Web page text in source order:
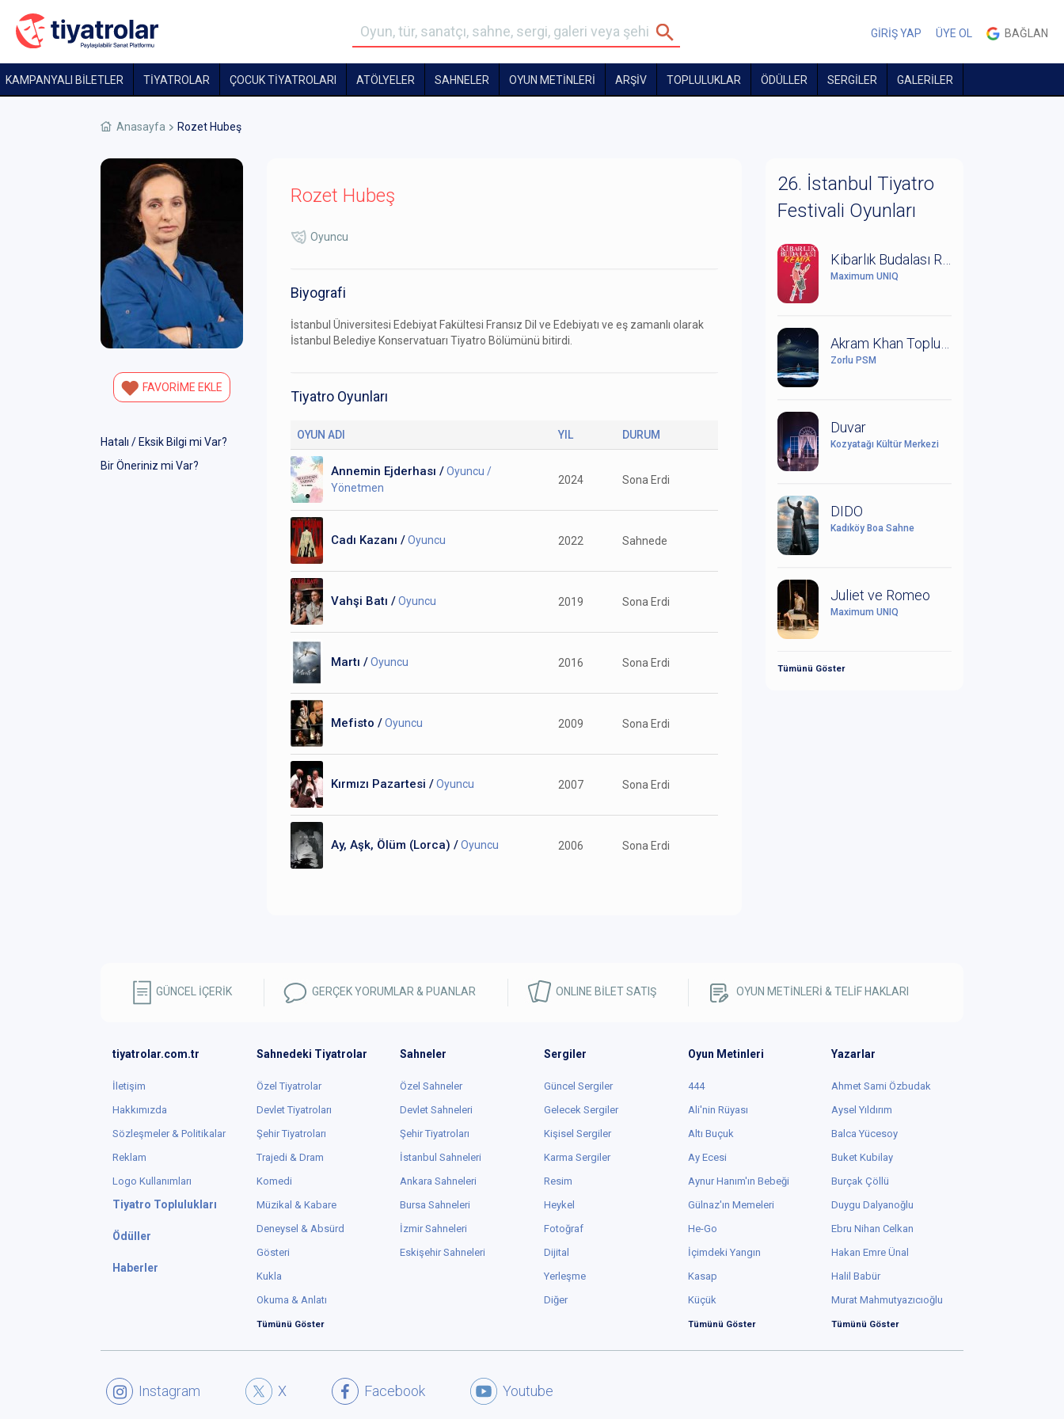
GİRİŞ YAP ÜYE OL BAĞLAN
KAMPANYALI BİLETLER TİYATROLAR ÇOCUK TIYATROLARI ATÖLYELER SAHNELER OYUN METİNLERİ ARŞİV TOPLULUKLAR ÖDÜLLER SERGİLER GALERİLER
Anasayfa Rozet Hubeş
FAVORİME EKLE
Hatalı / Eksik Bilgi mi Var?
Bir Öneriniz mi Var?
Rozet Hubeş
Oyuncu
Biyografi
İstanbul Üniversitesi Edebiyat Fakültesi Fransız Dil ve Edebiyatı ve eş zamanlı olarak
İstanbul Belediye Konservatuarı Tiyatro Bölümünü bitirdi.
Tiyatro Oyunları
OYUN ADI YIL DURUM
Annemin Ejderhası /Oyuncu /
Yönetmen
2024 Sona Erdi
Cadı Kazanı /Oyuncu 2022 Sahnede
Vahşi Batı /Oyuncu 2019 Sona Erdi
Martı /Oyuncu 2016 Sona Erdi
Mefisto /Oyuncu 2009 Sona Erdi
Kırmızı Pazartesi /Oyuncu 2007 Sona Erdi
Ay, Aşk, Ölüm (Lorca) /Oyuncu 2006 Sona Erdi
26. İstanbul Tiyatro
Festivali Oyunları
Maximum UNIQ
Zorlu PSM
Duvar
Kozyatağı Kültür Merkezi
DIDO
Kadıköy Boa Sahne
Juliet ve Romeo
Maximum UNIQ
Tümünü Göster
GÜNCEL İÇERİK GERÇEK YORUMLAR & PUANLAR ONLINE BİLET SATIŞ OYUN METİNLERİ & TELİF HAKLARI
tiyatrolar.com.tr
İletişim
Hakkımızda
Sözleşmeler & Politikalar
Reklam
Logo Kullanımları
Tiyatro Toplulukları
Ödüller
Haberler
Sahnedeki Tiyatrolar
Özel Tiyatrolar
Devlet Tiyatroları
Şehir Tiyatroları
Trajedi & Dram
Komedi
Müzikal & Kabare
Deneysel & Absürd
Gösteri
Kukla
Okuma & Anlatı
Tümünü Göster
Sahneler
Özel Sahneler
Devlet Sahneleri
Şehir Tiyatroları
İstanbul Sahneleri
Ankara Sahneleri
Bursa Sahneleri
İzmir Sahneleri
Eskişehir Sahneleri
Sergiler
Güncel Sergiler
Gelecek Sergiler
Kişisel Sergiler
Karma Sergiler
Resim
Heykel
Fotoğraf
Dijital
Yerleşme
Diğer
Oyun Metinleri
444
Ali'nin Rüyası
Altı Buçuk
Ay Ecesi
Aynur Hanım'ın Bebeği
Gülnaz'ın Memeleri
He-Go
İçimdeki Yangın
Kasap
Küçük
Tümünü Göster
Yazarlar
Ahmet Sami Özbudak
Aysel Yıldırım
Balca Yücesoy
Buket Kubilay
Burçak Çöllü
Duygu Dalyanoğlu
Ebru Nihan Celkan
Hakan Emre Ünal
Halil Babür
Murat Mahmutyazıcıoğlu
Tümünü Göster
Youtube
Facebook
X
Instagram